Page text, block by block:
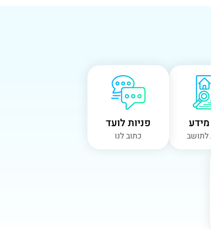
לתושב
פניות לועד
כתוב לנו